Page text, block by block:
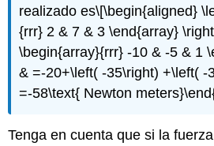
realizado es\[\begin{aligned}
{rrr} 2 & 7 & 3 \end{array}
\begin{array}{rrr} -10 & -5 & 1
& =-20+\left( -35\right) +\left( -
=-58\text{ Newton
Tenga en cuenta que si la